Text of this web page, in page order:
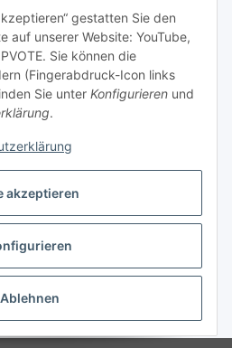
akzeptieren
Ablehnen
gestatten Sie den
auf unserer Website: YouTube,
Sie können die
(Fingerabdruck-Icon links
Sie unter Konfigurieren und
.